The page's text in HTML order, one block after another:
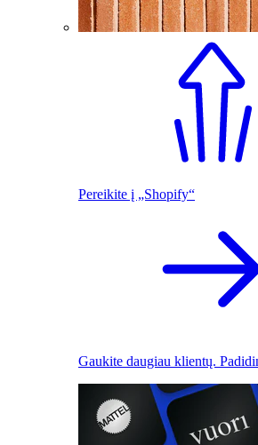
Pereikite į „Shopify“
Gaukite daugiau klientų.